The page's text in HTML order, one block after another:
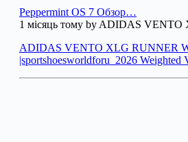
Peppermint OS 7 Обзор…
1 місяць тому by ADIDAS
ADIDAS VENTO XLG RUNNER
|sportshoesworldforu_2026 Weighted